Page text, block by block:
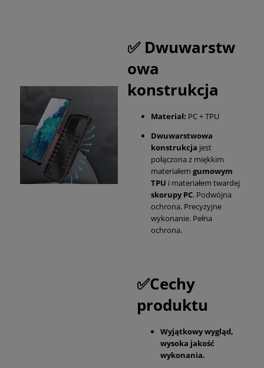
✅ Dwuwarstw
owa
konstrukcja
Materiał: PC + TPU
Dwuwarstwowa
konstrukcja jest
połączona z miękkim
materiałem gumowym
TPU i materiałem twardej
skorupy PC. Podwójna
ochrona. Precyzyjne
wykonanie. Pełna
ochrona.
✅Cechy
produktu
Wyjątkowy wygląd,
wysoka jakość
wykonania.